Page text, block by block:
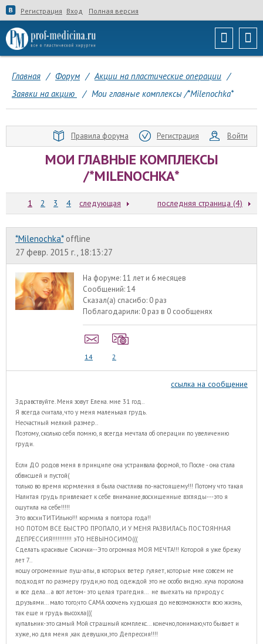
Регистрация Вход Полная версия
Главная / Форум / Акции на пластические операции /
Заявки на акцию
/ Мои главные комплексы /*Milenochka*
Правила форума Регистрация Войти
МОИ ГЛАВНЫЕ КОМПЛЕКСЫ
/*MILENOCHKA*
1 2 3 4 следующая последняя страница (4)
*Milenochka* offline
27 февр. 2015 г., 18:13:27
На форуме:11 лет и 6 месяцев
Сообщений:14
Сказал(а) спасибо: 0 раз
Поблагодарили: 0 раз в 0 сообщенях
14 2
ссылка на сообщение
Здравствуйте. Меня зовут Елена. мне 31 год..
Я всегда считала, что у меня маленькая грудь.
Несчастный мелкий размер..
Поэтому, сколько себя помню, я всегда мечтала об операции по увеличению
груди.
Если ДО родов меня в принципе она устраивала формой, то После - она стала
обвисшей и пустой(
только во время кормления я была счастлива по-настоящему!!! Потому что такая
Налитая грудь привлекает к себе внимание,восхищенные взгляды---это я
ощутила на себе!!!!!
Это восхиТИТИльно!!! кормила я полтора года!!
НО ПОТОМ ВСЕ БЫСТРО ПРОПАЛО, И У МЕНЯ РАЗВИЛАСЬ ПОСТОЯННАЯ
ДЕПРЕССИЯ!!!!!!!!!!! эТО НЕВЫНОСИМО(((
Сделать красивые Сисички--Это огромная МОЯ МЕЧТА!!! Которой я уже брежу
лет 7..
ношу огроменные пуш-апы, в которых ветер гуляет, которые мне совсем не
подходят по размеру груди,но под одеждой это не особо видно..куча поролона
и все дела... а вот летом- это целая трагедия... не выехать на природу с
друзьями... мало того,что САМА ооочень худющая до невозможности всю жизнь,
так еще и грудь высохла(((
купальник-это самый Мой страшный комплекс... конечно,понимаю,что бывает и
хуже, но для меня ,как девушки,это Депрессия!!!!